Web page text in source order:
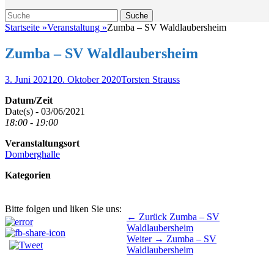
Suche
Suche
nach:
Startseite »Veranstaltung »Zumba – SV Waldlaubersheim
Zumba – SV Waldlaubersheim
Veröffentlicht
3. Juni 2021 20. Oktober 2020Autor
Torsten Strauss
Datum/Zeit
Date(s) - 03/06/2021
18:00 - 19:00
Veranstaltungsort
Domberghalle
Kategorien
Bitte folgen und liken Sie uns:
Beitragsnavigation ← Zurück Vorhergehender
Beitrag:
Zumba – SV
Waldlaubersheim
Weiter → Nächster
Beitrag:
Zumba – SV
Waldlaubersheim